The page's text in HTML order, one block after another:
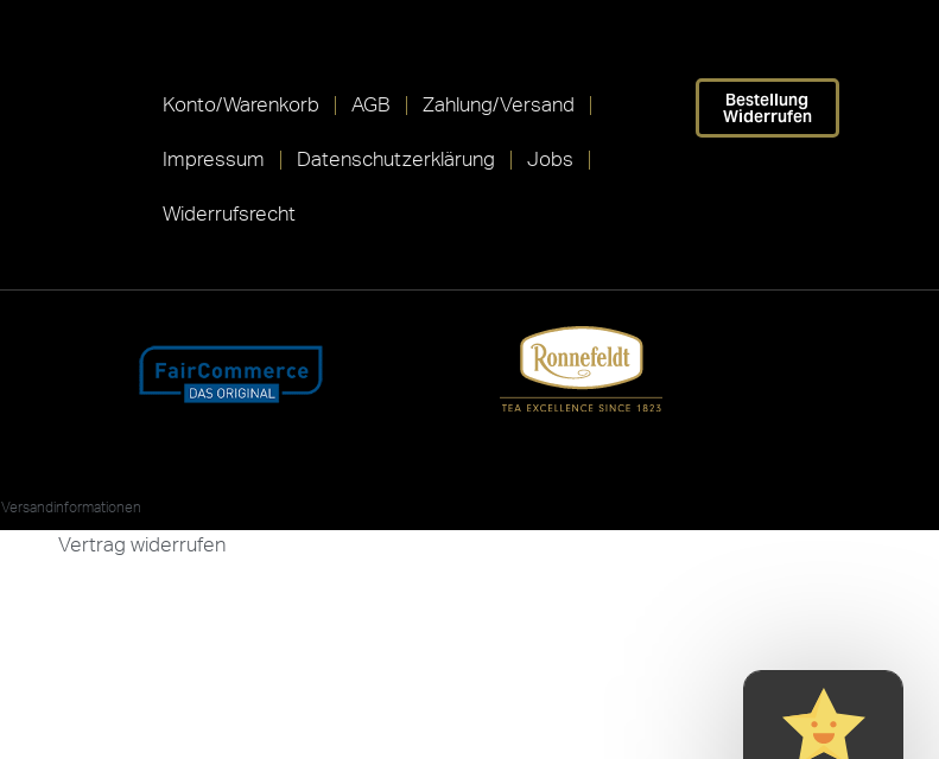
Konto/Warenkorb AGB Zahlung/Versand
Impressum Datenschutzerklärung Jobs
Widerrufsrecht
Bestellung
Widerrufen
Versandinformationen
Vertrag widerrufen